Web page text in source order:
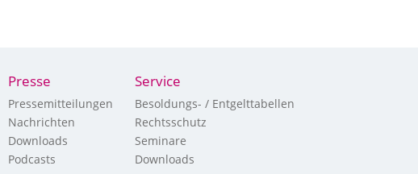
Presse
Pressemitteilungen
Nachrichten
Downloads
Podcasts
Service
Besoldungs- / Entgelttabellen
Rechtsschutz
Seminare
Downloads